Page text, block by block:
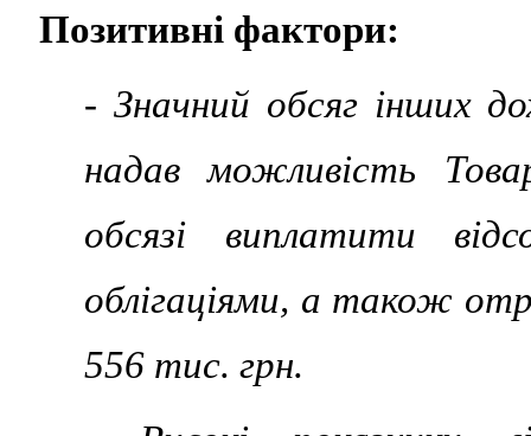
Позитивні фактори:
- Значний обсяг інших
надав можливість
обсязі виплатити
облігаціями, а також
556 тис. грн.